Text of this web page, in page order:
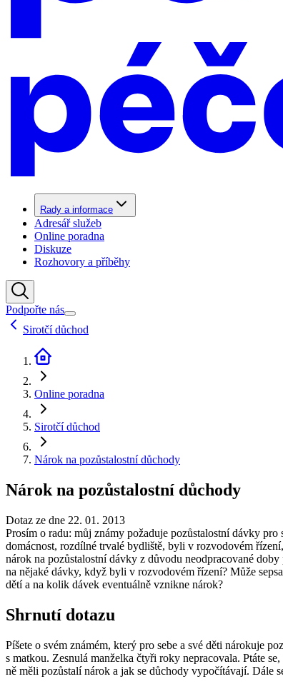
Rady a informace
Adresář služeb
Online poradna
Diskuze
Rozhovory a příběhy
Podpořte nás
Sirotčí důchod
Online poradna
Sirotčí důchod
Nárok na pozůstalostní důchody
Nárok na pozůstalostní důchody
Dotaz ze dne 22. 01. 2013
Prosím o radu: můj známy požaduje pozůstalostní dávky
domácnost, rozdílné trvalé bydliště, byli v rozvodovém
nárok na pozůstalostní dávky z důvodu neodpracované
na nějaké dávky, když byli v rozvodovém řízení? Může
dětí a na kolik dávek eventuálně vznikne nárok?
Shrnutí dotazu
Píšete o svém známém, který pro sebe a své děti nárokuje
s matkou. Zesnulá manželka čtyři roky nepracovala. Ptáte
ně měli pozůstalí nárok a jak se důchody vypočítávají. Dále